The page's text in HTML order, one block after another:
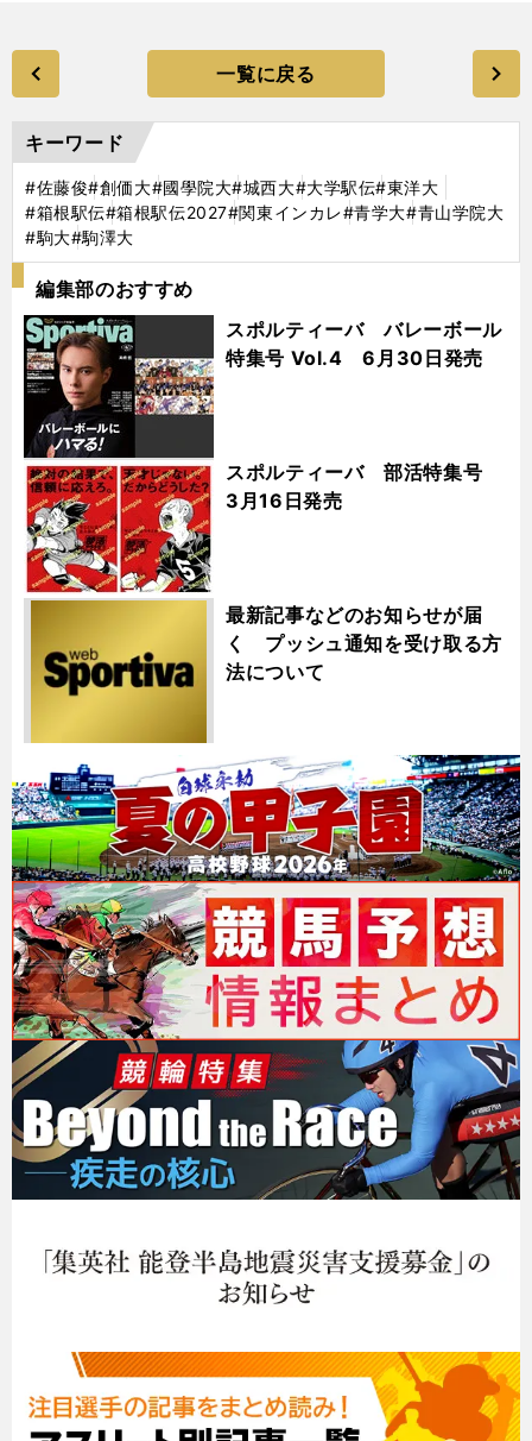
一覧に戻る
キーワード
#佐藤俊#創価大#國學院大#城西大#大学駅伝#東洋大
#箱根駅伝#箱根駅伝2027#関東インカレ#青学大#青山学院大
#駒大#駒澤大
編集部のおすすめ
スポルティーバ バレーボール
特集号 Vol.4 6月30日発売
スポルティーバ 部活特集号
3月16日発売
最新記事などのお知らせが届
く プッシュ通知を受け取る方
法について